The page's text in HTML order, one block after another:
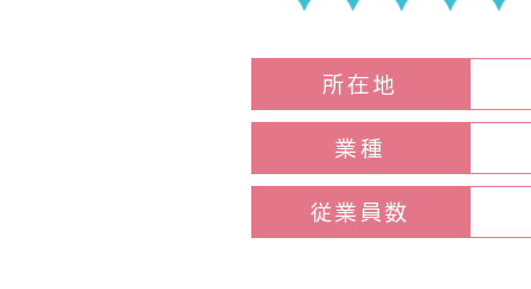
所在地
業種
従業員数